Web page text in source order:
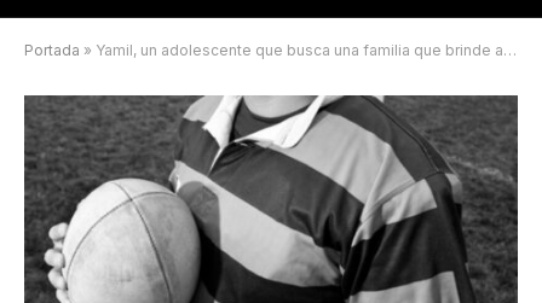
Portada » Yamil, un adolescente que busca una familia que brinde amor y acompañamiento